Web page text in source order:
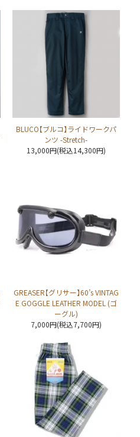
BLUCO【ブルコ】ライドワークパ
ンツ -Stretch-
13,000円(税込14,300円)
GREASER【グリサー】60’s VINTAG
E GOGGLE LEATHER MODEL (ゴ
ーグル)
7,000円(税込7,700円)